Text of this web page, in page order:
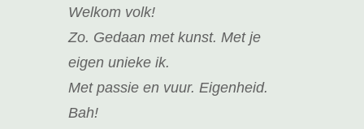
Welkom volk!
Zo. Gedaan met kunst. Met je
eigen unieke ik.
Met passie en vuur. Eigenheid.
Bah!